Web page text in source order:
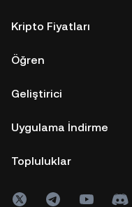
Kripto Fiyatları
Öğren
Geliştirici
Uygulama İndirme
Topluluklar